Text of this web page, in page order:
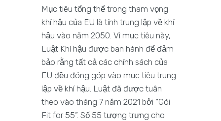
Mục tiêu tổng thể trong tham vọng
khí hậu của EU là tính trung lập về khí
hậu vào năm 2050. Vì mục tiêu này,
Luật Khí hậu được ban hành để đảm
bảo rằng tất cả các chính sách của
EU đều đóng góp vào mục tiêu trung
lập về khí hậu. Luật đã được tuân
theo vào tháng 7 năm 2021 bởi “Gói
Fit for 55”. Số 55 tượng trưng cho